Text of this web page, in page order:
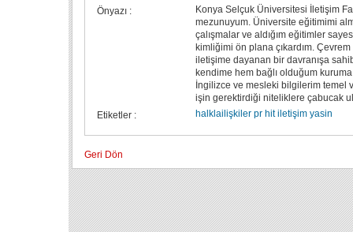
Önyazı :
Konya Selçuk Üniversitesi İletişim
mezunuyum. Üniversite eğitimimi
çalışmalar ve aldığım eğitimler sayesinde,
kimliğimi ön plana çıkardım.
iletişime dayanan bir davranışa
kendime hem bağlı olduğum
İngilizce ve mesleki bilgilerim temel
işin gerektirdiği niteliklere çabucak
Etiketler :
halklailişkiler pr hit iletişim yasin
Geri Dön